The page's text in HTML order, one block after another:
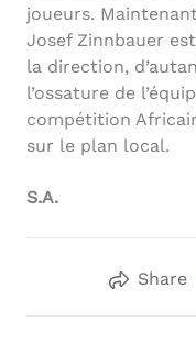
joueurs.
Josef Zinnbauer
la direction,
l’ossature de
compétition
sur le plan local.
S.A.
Share